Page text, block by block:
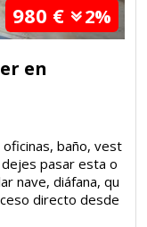
980 € 2%
en
oficinas, baño, vest
pasar esta o
nave, diáfana, qu
directo desde